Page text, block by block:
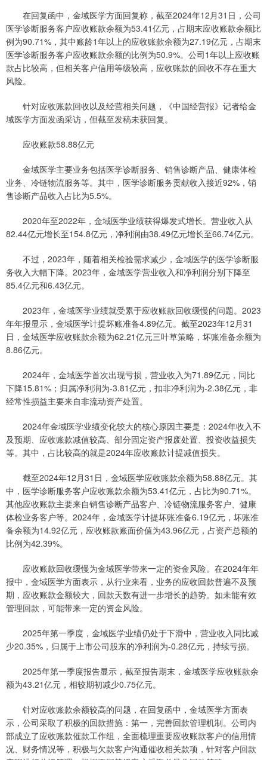
在回复函中，金域医学方面回复称，截至2024年12月31日，公司
医学诊断服务客户应收账款余额为53.41亿元，占期末应收账款余额比
例为90.71%，其中账龄1年以上的应收账款余额为27.19亿元，占期末
医学诊断服务客户应收账款余额的比例为50.9%。公司1年以上应收账
款占比较高，但相关客户信用等级较高，应收账款的回收不存在重大
风险。
针对应收账款回收以及经营相关问题，《中国经营报》记者给金
域医学方面发函采访，但截至发稿未获回复。
应收账款58.88亿元
金域医学主要业务包括医学诊断服务、销售诊断产品、健康体检
业务、冷链物流服务等。其中，医学诊断服务贡献收入接近92%，销
售诊断产品收入占比为5.5%。
2020年至2022年，金域医学业绩获得爆发式增长。营业收入从
82.44亿元增长至154.8亿元，净利润由38.49亿元增长至66.74亿元。
不过，2023年，随着相关检验需求减少，金域医学的医学诊断服
务收入大幅下降。2023年，金域医学营业收入和净利润分别下降至
85.4亿元和6.43亿元。
2023年，金域医学业绩就受累于应收账款回收缓慢的问题。2023
年年报显示，金域医学计提坏账准备4.89亿元。截至2023年12月31
日，金域医学应收账款余额为62.21亿元三叶草策略，坏账准备余额为
8.86亿元。
2024年，金域医学首次出现亏损，营业收入为71.89亿元，同比
下降15.81%；归属净利润为-3.81亿元，扣非净利润为-2.38亿元，非
经常性损益主要来自非流动资产处置。
2024年金域医学业绩变化较大的核心原因主要是：2024年收入不
及预期、应收账款减值较高、部分固定资产报废处置、投资收益损失
等。其中，占比较高的就是2024年应收账款计提减值损失。
截至2024年12月31日，金域医学应收账款余额为58.88亿元。其
中，医学诊断服务客户应收账款余额为53.41亿元，占比为90.71%。
其他应收账款主要来自销售诊断产品客户、冷链物流服务客户、健康
体检业务客户等。2024年，金域医学计提坏账准备6.19亿元，坏账准
备余额为14.92亿元，应收账款账面价值为43.96亿元，占资产总额的
比例为42.39%。
应收账款回收缓慢为金域医学带来一定的资金风险。在2024年年
报中，金域医学方面表示，从行业来看，业务的应收回款普遍不及预
期，应收账款金额较大，回款天数有进一步增长的趋势。如未能有效
管理回款，可能带来一定的资金风险。
2025年第一季度，金域医学业绩仍处于下滑中，营业收入同比减
少20.35%，归属于上市公司股东的净利润为-0.28亿元，持续亏损。
2025年第一季度报告显示，截至报告期末，金域医学应收账款余
额为43.21亿元，相较期初减少0.75亿元。
针对应收账款余额较高的问题，在回复函中，金域医学方面表
示，公司采取了积极的回款措施：第一，完善回款管理机制。公司内
部成立了应收账款催款工作组，全面梳理重要应收账款客户的信用情
况、财务情况等，积极与欠款客户沟通催收相关款项，针对客户回款